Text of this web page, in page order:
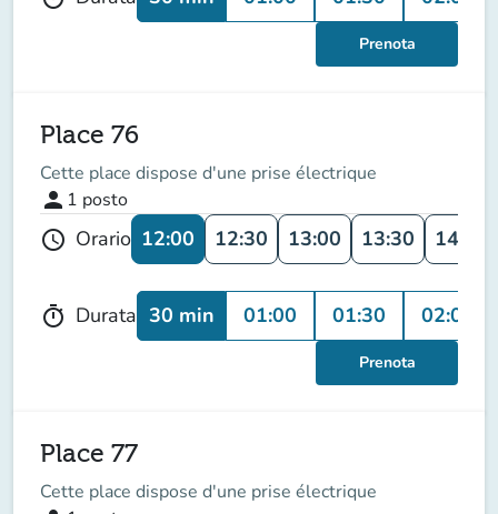
Prenota
Place 76
Cette place dispose d'une prise électrique
person 1 posto
schedule Orario 12:00 12:30 13:00 13:30 14:00
timer Durata 30 min 01:00 01:30 02:00
Prenota
Place 77
Cette place dispose d'une prise électrique